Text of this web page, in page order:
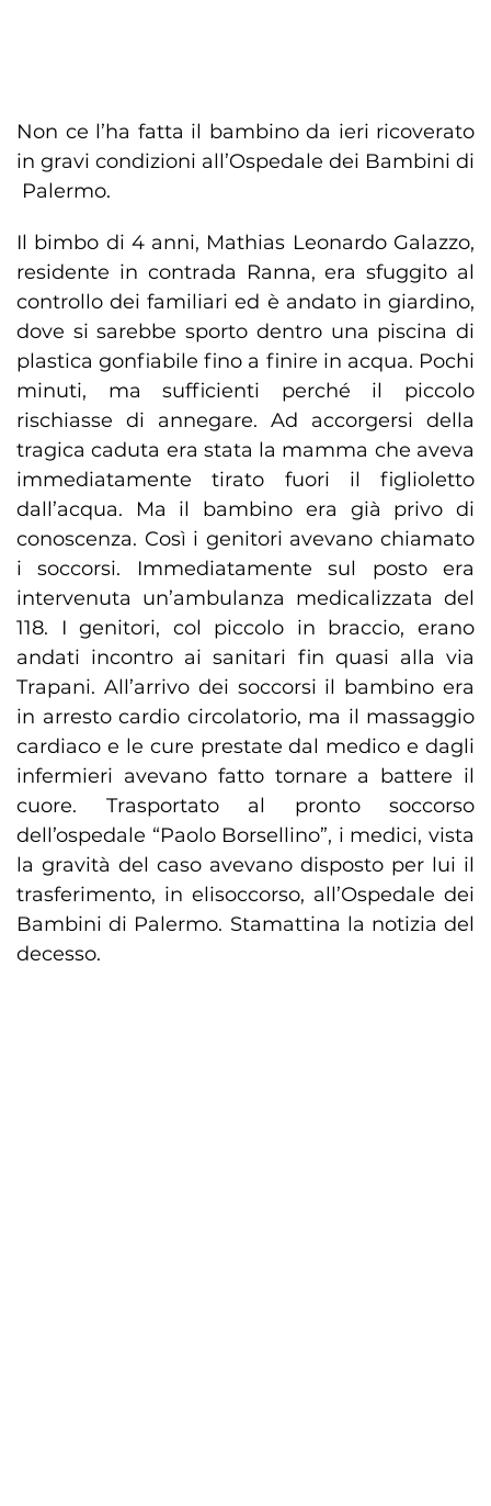
Non ce l’ha fatta il bambino da ieri ricoverato
in gravi condizioni all’Ospedale dei Bambini di
Palermo.
Il bimbo di 4 anni, Mathias Leonardo Galazzo,
residente in contrada Ranna, era sfuggito al
controllo dei familiari ed è andato in giardino,
dove si sarebbe sporto dentro una piscina di
plastica gonfiabile fino a finire in acqua. Pochi
minuti, ma sufficienti perché il piccolo
rischiasse di annegare. Ad accorgersi della
tragica caduta era stata la mamma che aveva
immediatamente tirato fuori il figlioletto
dall’acqua. Ma il bambino era già privo di
conoscenza. Così i genitori avevano chiamato
i soccorsi. Immediatamente sul posto era
intervenuta un’ambulanza medicalizzata del
118. I genitori, col piccolo in braccio, erano
andati incontro ai sanitari fin quasi alla via
Trapani. All’arrivo dei soccorsi il bambino era
in arresto cardio circolatorio, ma il massaggio
cardiaco e le cure prestate dal medico e dagli
infermieri avevano fatto tornare a battere il
cuore. Trasportato al pronto soccorso
dell’ospedale “Paolo Borsellino”, i medici, vista
la gravità del caso avevano disposto per lui il
trasferimento, in elisoccorso, all’Ospedale dei
Bambini di Palermo. Stamattina la notizia del
decesso.